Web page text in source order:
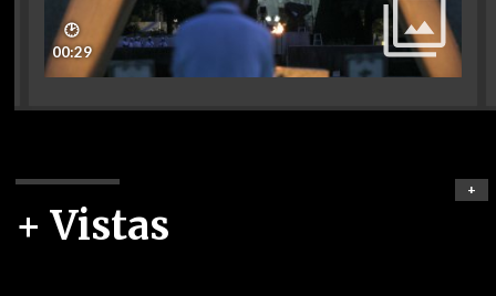
🕑
00:29
+ Vistas
+